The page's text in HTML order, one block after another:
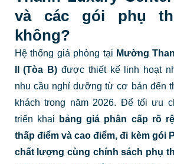
và các gói phụ
không?
Hệ thống giá phòng tại Mường
II (Tòa B) được thiết kế linh hoạt
nhu cầu nghỉ dưỡng từ cơ bản đến
khách trong năm 2026. Để tối ưu
triển khai
bảng giá phân cấp rõ
thấp điểm và cao điểm, đi kèm gói
chất lượng cùng chính sách phụ